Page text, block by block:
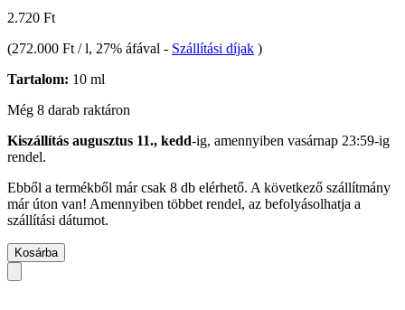
2.720 Ft
(272.000 Ft / l, 27% áfával - Szállítási díjak )
Tartalom: 10 ml
Még 8 darab raktáron
Kiszállítás augusztus 11., kedd-ig, amennyiben vasárnap 23:59-ig
rendel.
Ebből a termékből már csak 8 db elérhető. A következő szállítmány
már úton van! Amennyiben többet rendel, az befolyásolhatja a
szállítási dátumot.
Kosárba